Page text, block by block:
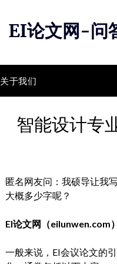
EI论文网-问
关于我们
智能设计专
匿名网友问：我硕导让我
大概多少字呢？
EI论文网（eilunwen.com
一般来说，EI会议论文的